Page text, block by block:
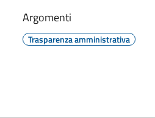
Argomenti
Trasparenza amministrativa